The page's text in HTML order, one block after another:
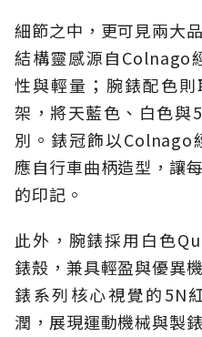
細節之中，更可見兩大
結構靈感源自Colnago
性與輕量；腕錶配色
架，將天藍色、白色與
別。錶冠飾以Colnago
應自行車曲柄造型，讓
的印記。
此外，腕錶採用白色
錶殼，兼具輕盈與優異
錶系列核心視覺的5N
潤，展現運動機械與製